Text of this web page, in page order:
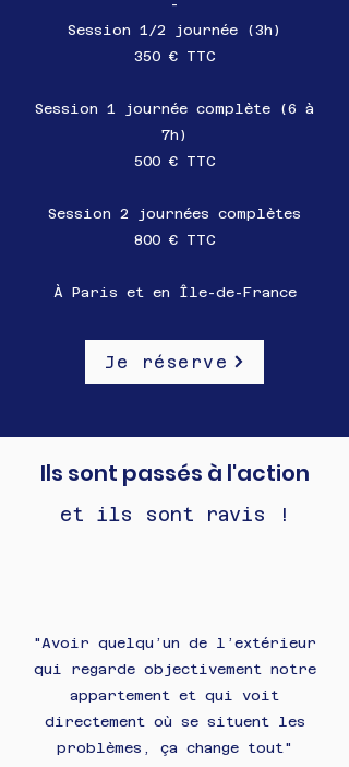
-
Session 1/2 journée (3h)
350 € TTC
Session 1 journée complète (6 à
7h)
500 € TTC
Session 2 journées complètes
800 € TTC
À Paris et en Île-de-France
Je réserve
Ils sont passés à l'action
et ils sont ravis !
"Avoir quelqu’un de l’extérieur
qui regarde objectivement notre
appartement et qui voit
directement où se situent les
problèmes, ça change tout"